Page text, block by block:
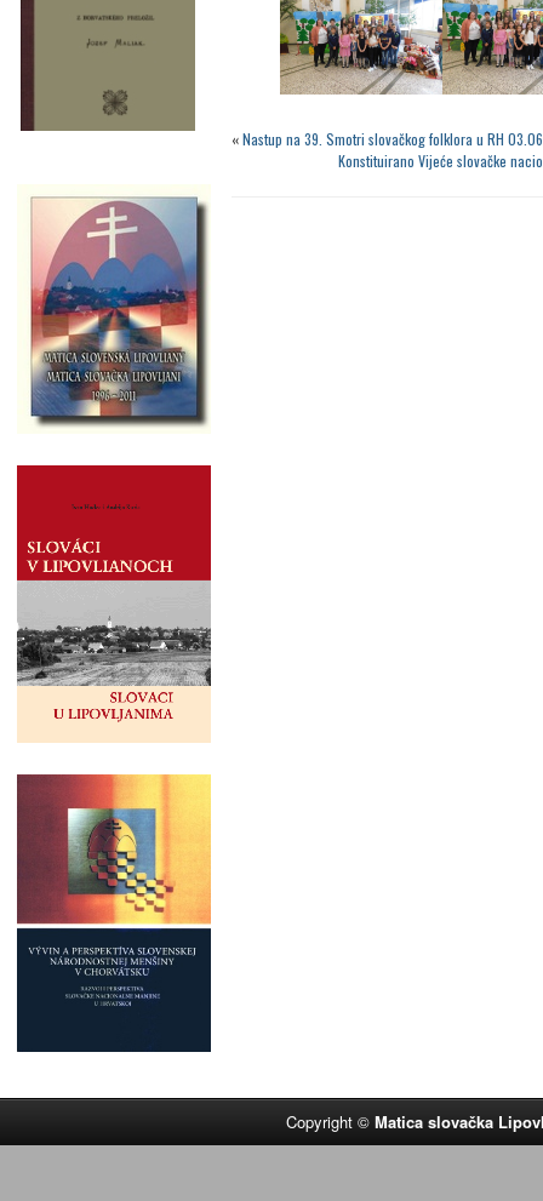
«Nastup na 39. Smotri slovačkog folklora u RH
Konstituirano Vijeće slovačke
Copyright ©Matica slovačka